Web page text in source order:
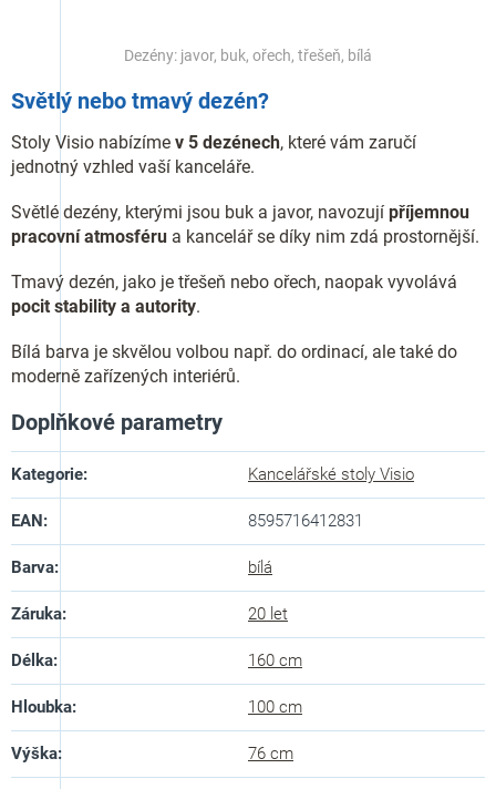
Dezény: javor, buk, ořech, třešeň, bílá
Světlý nebo tmavý dezén?
Stoly Visio nabízíme v 5 dezénech, které vám zaručí
jednotný vzhled vaší kanceláře.
Světlé dezény, kterými jsou buk a javor, navozují příjemnou
pracovní atmosféru a kancelář se díky nim zdá prostornější.
Tmavý dezén, jako je třešeň nebo ořech, naopak vyvolává
pocit stability a autority.
Bílá barva je skvělou volbou např. do ordinací, ale také do
moderně zařízených interiérů.
Doplňkové parametry
Kategorie: Kancelářské stoly Visio
EAN : 8595716412831
Barva: bílá
Záruka: 20 let
Délka: 160 cm
Hloubka: 100 cm
Výška: 76 cm